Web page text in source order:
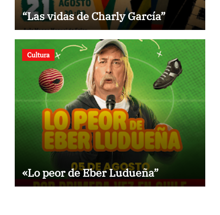
“Las vidas de Charly García”
Cultura
«Lo peor de Eber Ludueña”